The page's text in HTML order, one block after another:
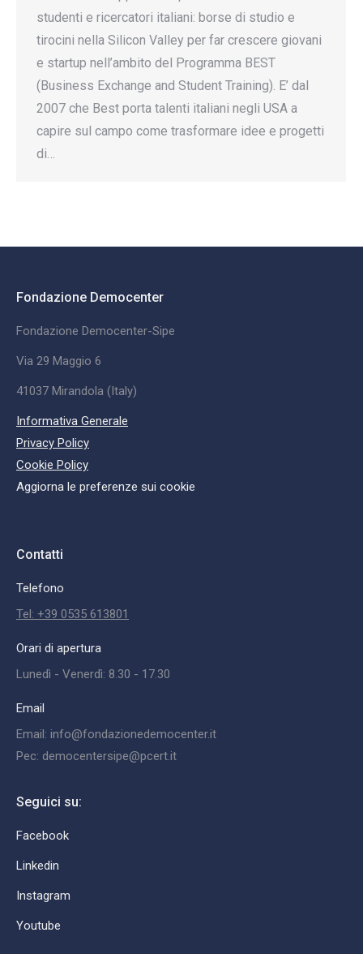
studenti e ricercatori italiani: borse di studio e
tirocini nella Silicon Valley per far crescere giovani
e startup nell’ambito del Programma BEST
(Business Exchange and Student Training). E’ dal
2007 che Best porta talenti italiani negli USA a
capire sul campo come trasformare idee e progetti
di…
Fondazione Democenter
Fondazione Democenter-Sipe
Via 29 Maggio 6
41037 Mirandola (Italy)
Informativa Generale
Privacy Policy
Cookie Policy
Aggiorna le preferenze sui cookie
Contatti
Telefono
Tel: +39 0535 613801
Orari di apertura
Lunedì - Venerdì: 8.30 - 17.30
Email
Email: info@fondazionedemocenter.it
Pec: democentersipe@pcert.it
Seguici su:
Facebook
Linkedin
Instagram
Youtube